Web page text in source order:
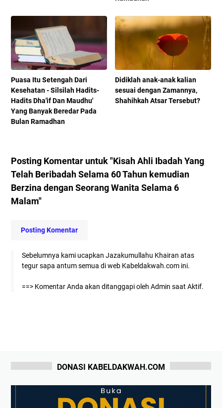
Puasa Itu Setengah Dari
Kesehatan - Silsilah Hadits-
Hadits Dha'if Dan Maudhu'
Yang Banyak Beredar Pada
Bulan Ramadhan
Didiklah anak-anak kalian
sesuai dengan Zamannya,
Shahihkah Atsar Tersebut?
Posting Komentar untuk "Kisah Ahli Ibadah Yang
Telah Beribadah Selama 60 Tahun kemudian
Berzina dengan Seorang Wanita Selama 6
Malam"
Posting Komentar
Sebelumnya kami ucapkan Jazakumullahu Khairan atas
tegur sapa antum semua di web Kabeldakwah.com ini.
==> Komentar Anda akan ditanggapi oleh Admin saat Aktif.
DONASI KABELDAKWAH.COM